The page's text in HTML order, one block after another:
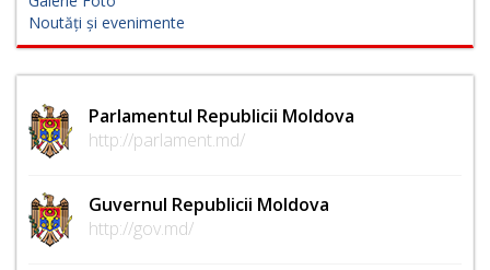
Noutăți și evenimente
Parlamentul Republicii Moldova
http://parlament.md/
Guvernul Republicii Moldova
http://gov.md/